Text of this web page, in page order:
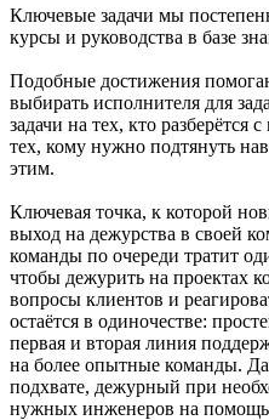
Ключевые задачи мы
курсы и руководства в базе
Подобные достижения
выбирать исполнителя для
задачи на тех, кто
тех, кому нужно подтянуть
этим.
Ключевая точка, к которой
выход на дежурства в своей
команды по очереди тратит
чтобы дежурить на проектах
вопросы клиентов и
остаётся в одиночестве:
первая и вторая линия
на более опытные команды.
подхвате, дежурный при
нужных инженеров на